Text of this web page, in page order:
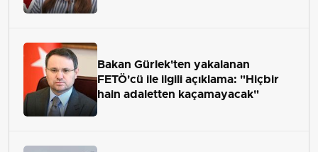
Bakan Gürlek'ten yakalanan
FETÖ'cü ile ilgili açıklama: "Hiçbir
hain adaletten kaçamayacak"